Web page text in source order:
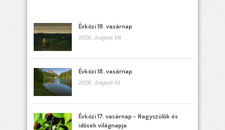
Évközi 19. vasárnap
2026. August 08
Évközi 18. vasárnap
2026. August 01
Évközi 17. vasárnap – Nagyszülők és
idősek világnapja